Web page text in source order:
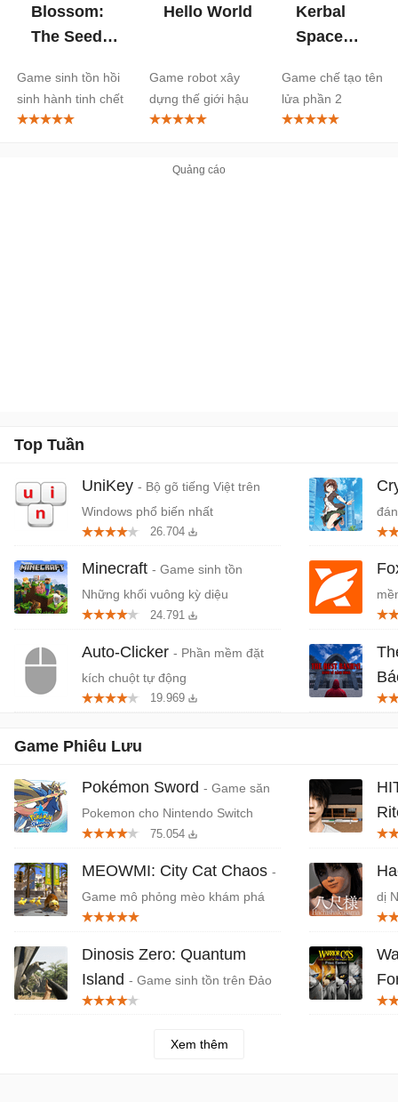
Blossom:
The Seed
Game sinh tồn hồi
sinh hành tinh chết
Hello World
Game robot xây
dựng thế giới hậu
tận thế
Kerbal
Space
Game chế tạo tên
lửa phần 2
Top Tuần
UniKey - Bộ gõ tiếng Việt trên
Windows phổ biến nhất
26.704
Minecraft - Game sinh tồn
Những khối vuông kỳ diệu
24.791
Auto-Clicker - Phần mềm đặt
kích chuột tự động
19.969
Game Phiêu Lưu
Pokémon Sword - Game săn
Pokemon cho Nintendo Switch
75.054
MEOWMI: City Cat Chaos -
Game mô phỏng mèo khám phá
thành phố
Dinosis Zero: Quantum
Island - Game sinh tồn trên Đảo
Khủng long
đỏ,
dị
Xem thêm